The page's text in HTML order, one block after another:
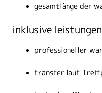
gesamtlänge der
inklusive leistungen
professioneller
transfer laut